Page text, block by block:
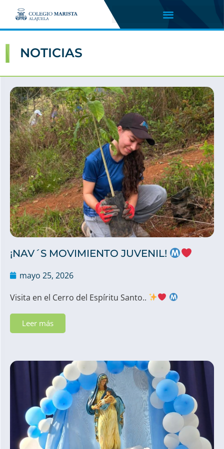
NOTICIAS
¡NAV´S MOVIMIENTO JUVENIL!
mayo 25, 2026
Visita en el Cerro del Espíritu Santo..
Leer más